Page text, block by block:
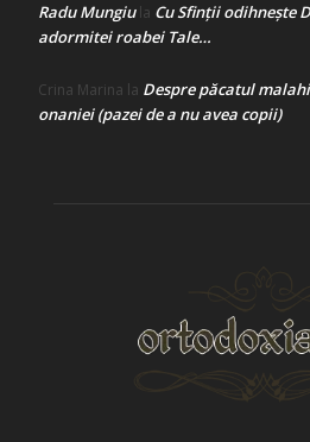
Radu Mungiula Cu Sfinții odihnește
adormitei roabei Tale…
Crina Marina la Despre păcatul
onaniei (pazei de a nu avea copii)